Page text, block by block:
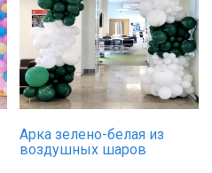
Арка зелено-белая из
воздушных шаров